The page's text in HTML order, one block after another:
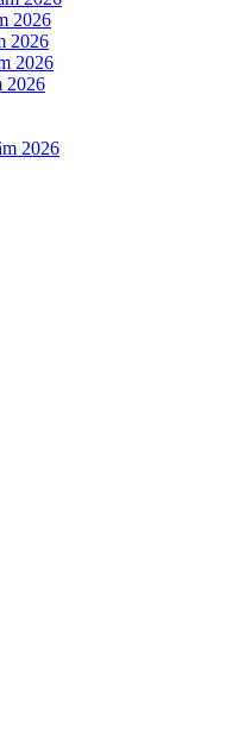
2026
2026
2026
2026
2026